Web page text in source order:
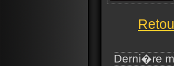
Derni�re